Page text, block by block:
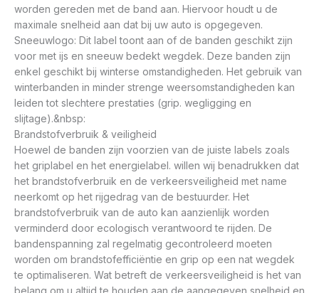
worden gereden met de band aan. Hiervoor houdt u de
maximale snelheid aan dat bij uw auto is opgegeven.
Sneeuwlogo: Dit label toont aan of de banden geschikt zijn
voor met ijs en sneeuw bedekt wegdek. Deze banden zijn
enkel geschikt bij winterse omstandigheden. Het gebruik van
winterbanden in minder strenge weersomstandigheden kan
leiden tot slechtere prestaties (grip. wegligging en
slijtage).&nbsp:
Brandstofverbruik & veiligheid
Hoewel de banden zijn voorzien van de juiste labels zoals
het griplabel en het energielabel. willen wij benadrukken dat
het brandstofverbruik en de verkeersveiligheid met name
neerkomt op het rijgedrag van de bestuurder. Het
brandstofverbruik van de auto kan aanzienlijk worden
verminderd door ecologisch verantwoord te rijden. De
bandenspanning zal regelmatig gecontroleerd moeten
worden om brandstofefficiëntie en grip op een nat wegdek
te optimaliseren. Wat betreft de verkeersveiligheid is het van
belang om u altijd te houden aan de aangegeven snelheid en